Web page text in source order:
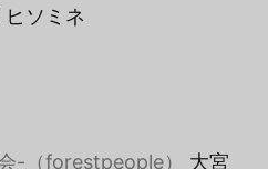
ヒソミネ
-（forestpeople） 大宮